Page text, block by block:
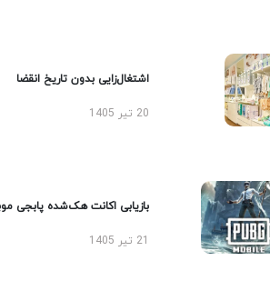
اشتغال‌زایی بدون تاریخ انقضا
20 تیر 1405
بازیابی اکانت هک‌شده پابجی